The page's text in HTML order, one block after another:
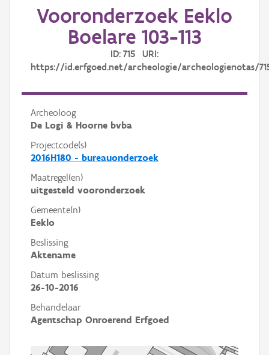
AanmeldenVooronderzoek Eeklo
Boelare 103-113
ID: 715 URI:
https://id.erfgoed.net/archeologie/archeologienotas/
Archeoloog
De Logi & Hoorne bvba
Projectcode(s)
2016H180 - bureauonderzoek
Maatregel(en)
uitgesteld vooronderzoek
Gemeente(n)
Eeklo
Beslissing
Aktename
Datum beslissing
26-10-2016
Behandelaar
Agentschap Onroerend Erfgoed